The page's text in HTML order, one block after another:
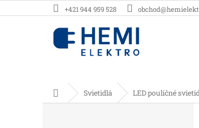
na
+421 944 959 528
DomovSvietidlá LED pouličné